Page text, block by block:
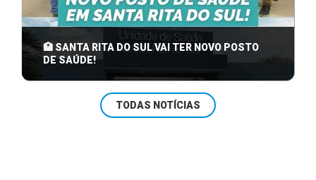
🏥 SANTA RITA DO SUL VAI TER NOVO POSTO
DE SAÚDE!
Na última sexta-feira, 25 de julho, o Prefeito Iago
Kielermann, junto ao Vice-Prefeito ...
TODAS NOTÍCIAS